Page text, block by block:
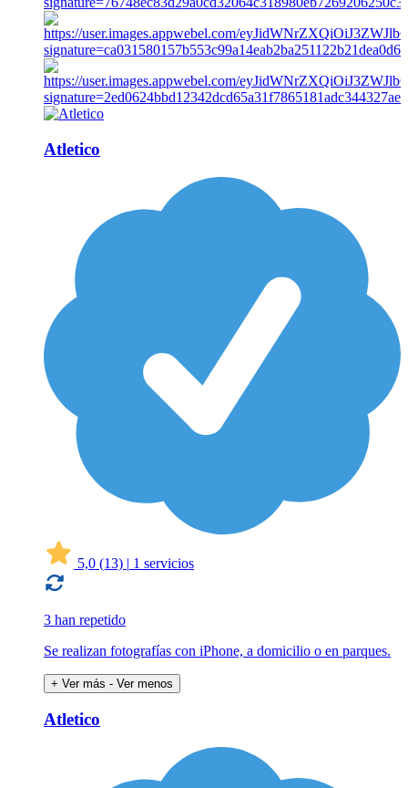
Atletico
5,0 (13) | 1 servicios
3 han repetido
Se realizan fotografías con iPhone, a domicilio o en parques.
+ Ver más - Ver menos
Atletico